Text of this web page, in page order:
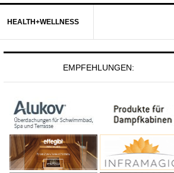
HEALTH+WELLNESS
EMPFEHLUNGEN: